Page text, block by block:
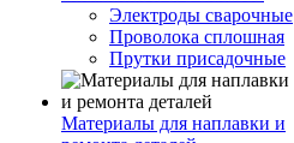
Электроды сварочные
Проволока сплошная
Прутки присадочные
Материалы для наплавки и